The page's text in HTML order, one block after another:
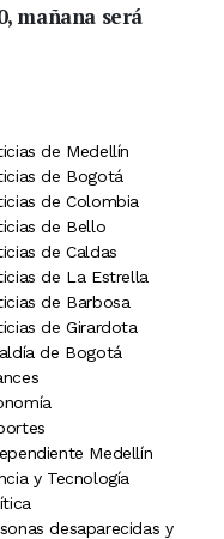
mañana será
de Medellín
de Bogotá
de Colombia
de Bello
de Caldas
de La Estrella
de Barbosa
de Girardota
de Bogotá
Medellín
y Tecnología
desaparecidas y